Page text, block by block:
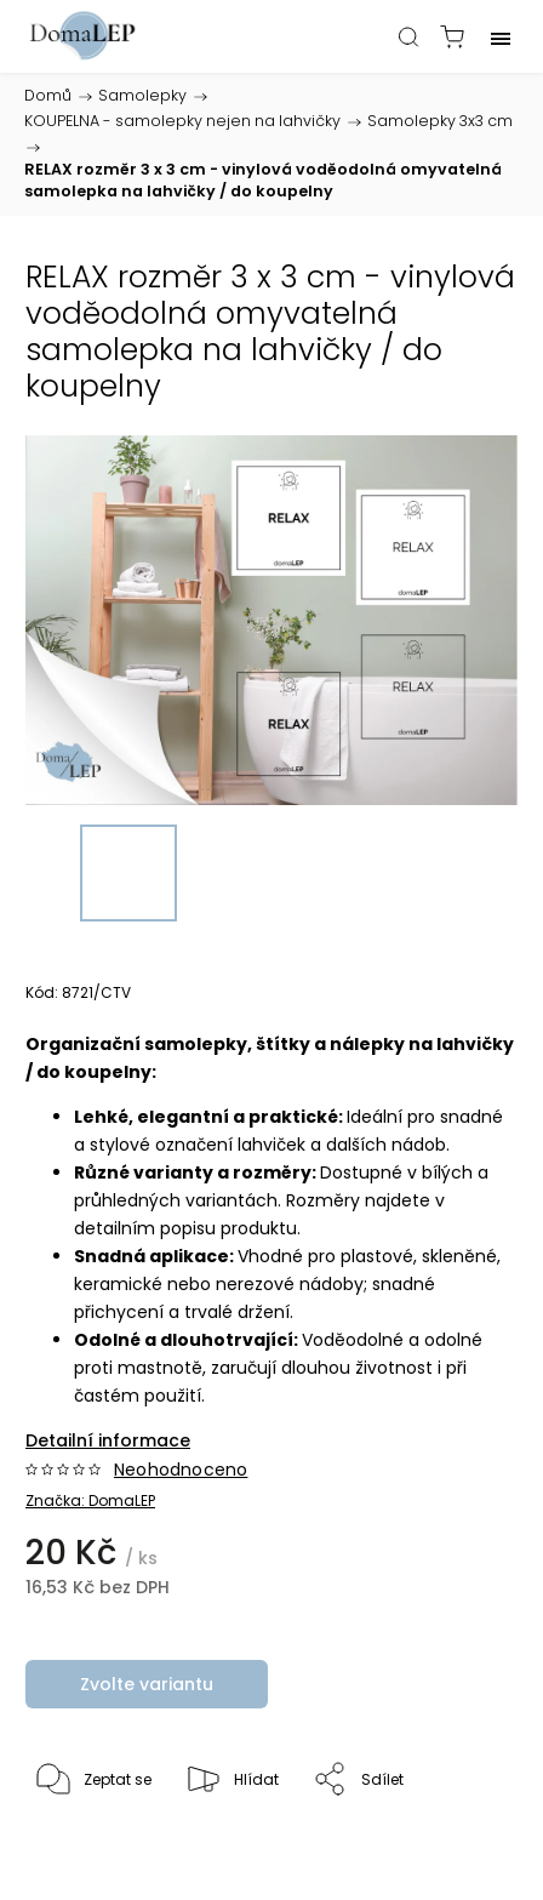
Domů / Samolepky /
KOUPELNA - samolepky nejen na lahvičky /
Samolepky 3x3 cm
/
RELAX rozměr 3 x 3 cm - vinylová voděodolná omyvatelná
samolepka na lahvičky / do koupelny
RELAX rozměr 3 x 3 cm - vinylová
voděodolná omyvatelná
samolepka na lahvičky / do
koupelny
Kód: 8721/CTV
Organizační samolepky, štítky a nálepky na lahvičky
/ do koupelny:
Lehké, elegantní a praktické:Ideální pro snadné
a stylové označení lahviček a dalších nádob.
Různé varianty a rozměry:Dostupné v bílých a
průhledných variantách. Rozměry najdete v
detailním popisu produktu.
Snadná aplikace:Vhodné pro plastové, skleněné,
keramické nebo nerezové nádoby; snadné
přichycení a trvalé držení.
Odolné a dlouhotrvající:Voděodolné a odolné
proti mastnotě, zaručují dlouhou životnost i při
častém použití.
Detailní informace
Značka: DomaLEP
Neohodnoceno
20 Kč / ks
16,53 Kč bez DPH
Zvolte variantu
Zeptat se Hlídat Sdílet